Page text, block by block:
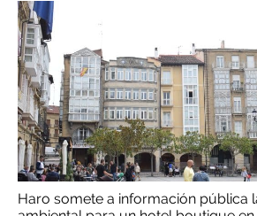
Haro somete a información pública